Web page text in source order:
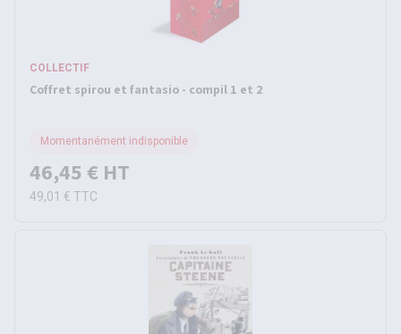
COLLECTIF
Coffret spirou et fantasio - compil 1 et 2
Momentanément indisponible
46,45 € HT
49,01 € TTC